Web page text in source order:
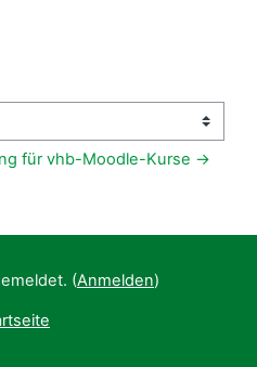
für vhb-Moodle-Kurse →
(Anmelden)